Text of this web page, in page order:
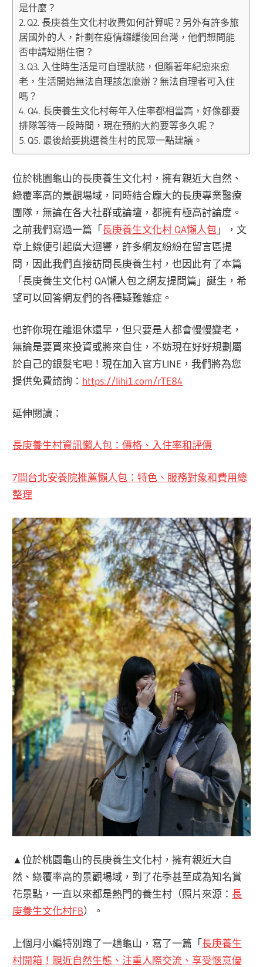
是什麼？
Q2. 長庚養生文化村收費如何計算呢？另外有許多旅
居國外的人，計劃在疫情趨緩後回台灣，他們想問能
否申請短期住宿？
Q3. 入住時生活是可自理狀態，但隨著年紀愈來愈
老，生活開始無法自理該怎麼辦？無法自理者可入住
嗎？
Q4. 長庚養生文化村每年入住率都相當高，好像都要
排隊等待一段時間，現在預約大約要等多久呢？
Q5. 最後給要挑選養生村的民眾一點建議。
位於桃園龜山的長庚養生文化村，擁有親近大自然、
綠覆率高的景觀場域，同時結合龐大的長庚專業醫療
團隊，無論在各大社群或論壇，都擁有極高討論度。
之前我們寫過一篇「長庚養生文化村 QA懶人包」，文
章上線便引起廣大迴響，許多網友紛紛在留言區提
問，因此我們直接訪問長庚養生村，也因此有了本篇
「長庚養生文化村 QA懶人包之網友提問篇」誕生，希
望可以回答網友們的各種疑難雜症。
也許你現在離退休還早，但只要是人都會慢慢變老，
無論是要買來投資或將來自住，不妨現在好好規劃屬
於自己的銀髮宅吧！現在加入官方LINE，我們將為您
提供免費諮詢： https://lihi1.com/rTE84
延伸閱讀：
長庚養生村資訊懶人包：價格、入住率和評價
7間台北安養院推薦懶人包：特色、服務對象和費用總
整理
▲位於桃園龜山的長庚養生文化村，擁有親近大自
然、綠覆率高的景觀場域，到了花季甚至成為知名賞
花景點，一直以來都是熱門的養生村（照片來源： 長
庚養生文化村FB）。
上個月小編特別跑了一趟龜山，寫了一篇「長庚養生
村開箱！親近自然生態、注重人際交流、享受愜意優